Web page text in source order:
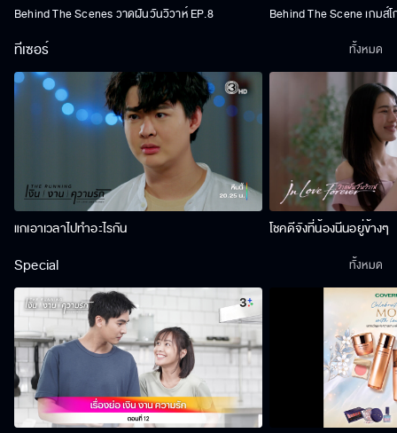
Behind The Scenes วาดฝันวันวิวาห์ EP.8 Behind The Scene เกมส์
ทีเซอร์
แกเอาเวลาไปทำอะไรกัน โชคดีจังที่น้องนีนอยู่ข้างๆ
ทั้งหมด
Special ทั้งหมด